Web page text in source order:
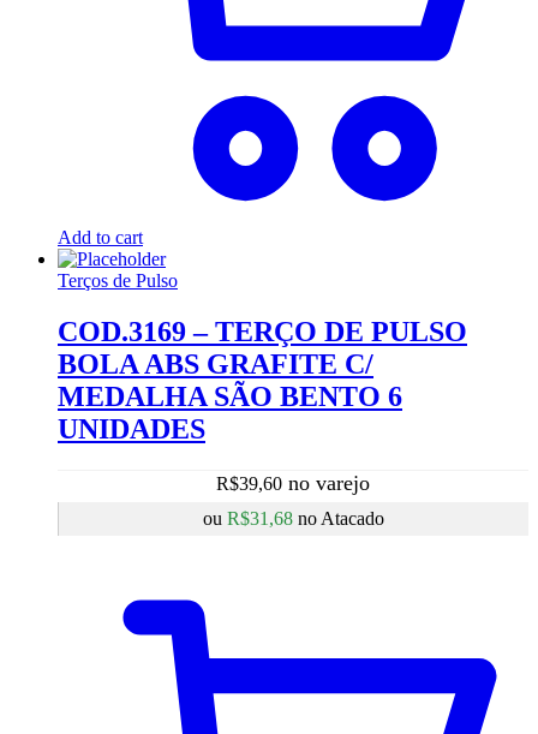
Add to cart
Terços de Pulso
COD.3169 – TERÇO DE PULSO
BOLA ABS GRAFITE C/
MEDALHA SÃO BENTO 6
UNIDADES
R$39,60
ou R$31,68 no Atacado